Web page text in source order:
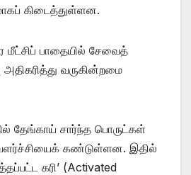
கிடைத்துள்ளன.
மீட்சிப் பாதையில் சேவைத்
அதிகரித்து வருகின்றமை
தேங்காய் சார்ந்த பொருட்கள்
கண்டுள்ளன. இதில்
கரி’ (Activated